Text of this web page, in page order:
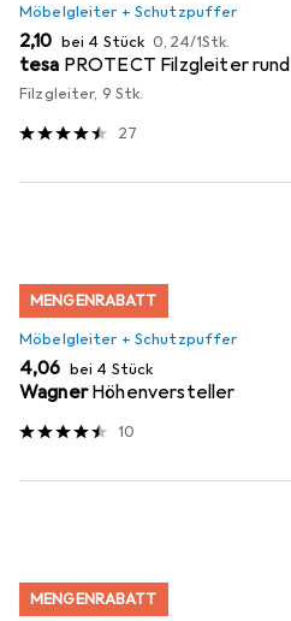
Möbelgleiter + Schutzpuffer
EUR
2,10 bei 4 Stück EUR
0,24/1Stk.
tesa PROTECT Filzgleiter rund
Filzgleiter, 9 Stk.
27
MENGENRABATT
Möbelgleiter + Schutzpuffer
EUR
4,06 bei 4 Stück
Wagner Höhenversteller
10
MENGENRABATT